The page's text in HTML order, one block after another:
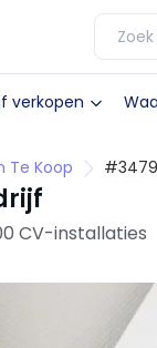
verkopen
Te Koop
CV-installaties